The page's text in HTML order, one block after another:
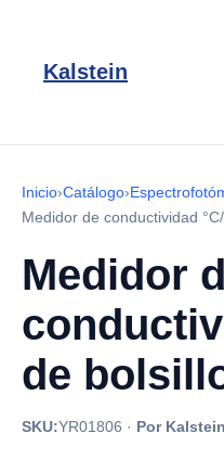
Kalstein
Inicio›Catálogo›
Medidor de conductividad
Medidor
de
SKU:YR01806 · Por Kalstein